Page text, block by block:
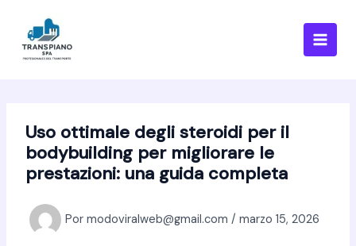
contenido
Uso ottimale degli steroidi per il
bodybuilding per migliorare le
prestazioni: una guida completa
Por modoviralweb@gmail.com / marzo 15, 2026